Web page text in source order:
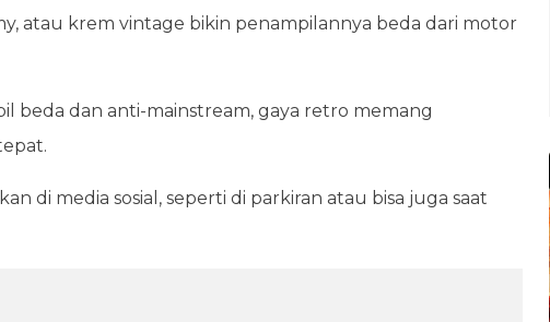
atau krem vintage bikin penampilannya beda dari motor
beda dan anti-mainstream, gaya retro memang
di media sosial, seperti di parkiran atau bisa juga saat